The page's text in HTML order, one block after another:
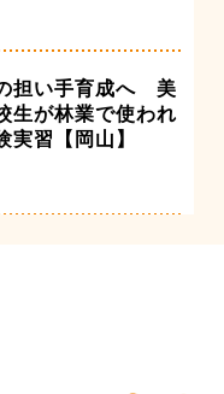
担い手育成へ 美
生が林業で使われ
実習【岡山】